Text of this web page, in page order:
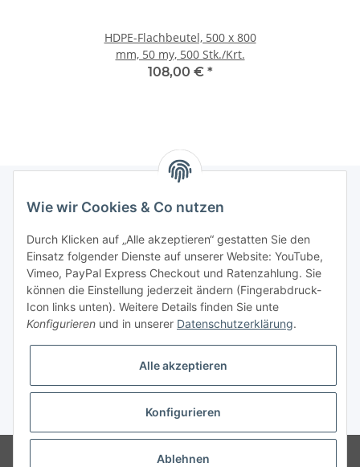
HDPE-Flachbeutel, 500 x 800
mm, 50 my, 500 Stk./Krt.
108,00 € *
Gesetzliche Informationen
Vertrag widerrufen
* Alle Preise zzgl. gesetzlicher USt., zzgl.Versand
Unser Webshop richtet sich an gewerbliche
Wie wir Cookies & Co nutzen
Durch Klicken auf „Alle akzeptieren“ gestatten Sie den
Einsatz folgender Dienste auf unserer Website: YouTube,
Vimeo, PayPal Express Checkout und Ratenzahlung. Sie
können die Einstellung jederzeit ändern (Fingerabdruck-
Icon links unten). Weitere Details finden Sie unte
Konfigurieren und in unserer Datenschutzerklärung.
Alle akzeptieren
Konfigurieren
Ablehnen